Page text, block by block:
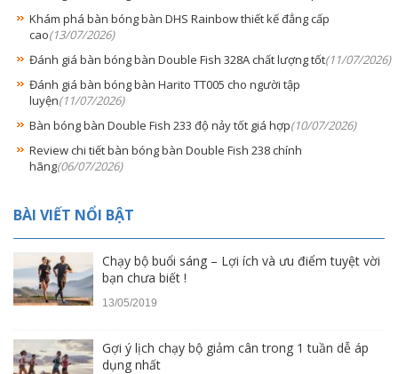
Khám phá bàn bóng bàn DHS Rainbow thiết kế đẳng cấp
cao(13/07/2026)
Đánh giá bàn bóng bàn Double Fish 328A chất lượng tốt(11/07/2026)
Đánh giá bàn bóng bàn Harito TT005 cho người tập
luyện(11/07/2026)
Bàn bóng bàn Double Fish 233 độ nảy tốt giá hợp(10/07/2026)
Review chi tiết bàn bóng bàn Double Fish 238 chính
hãng(06/07/2026)
BÀI VIẾT NỔI BẬT
Chạy bộ buổi sáng – Lợi ích và ưu điểm tuyệt vời
bạn chưa biết !
13/05/2019
Gợi ý lịch chạy bộ giảm cân trong 1 tuần dễ áp
dụng nhất